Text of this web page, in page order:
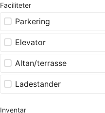
Faciliteter
Parkering
Elevator
Altan/terrasse
Ladestander
Inventar